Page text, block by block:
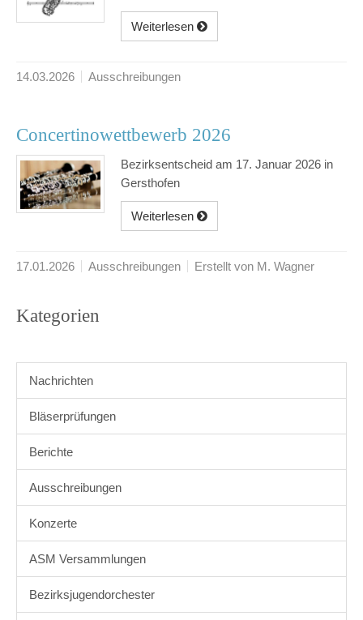
Weiterlesen
14.03.2026 Ausschreibungen
Concertinowettbewerb 2026
Bezirksentscheid am 17. Januar 2026 in
Gersthofen
Weiterlesen
17.01.2026 Ausschreibungen Erstellt von M. Wagner
Kategorien
Nachrichten
Bläserprüfungen
Berichte
Ausschreibungen
Konzerte
ASM Versammlungen
Bezirksjugendorchester